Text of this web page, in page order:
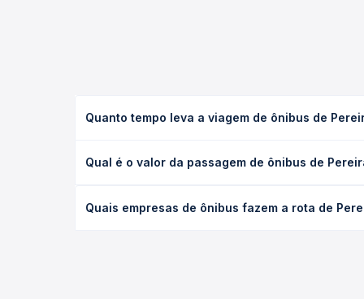
Quanto tempo leva a viagem de ônibus de
leito) e as condições de tráfego. Na Quero
Qual é o valor da passagem de ônibus de
antecedência da compra. Na Quero Passagem
Quais empresas de ônibus fazem a rota de